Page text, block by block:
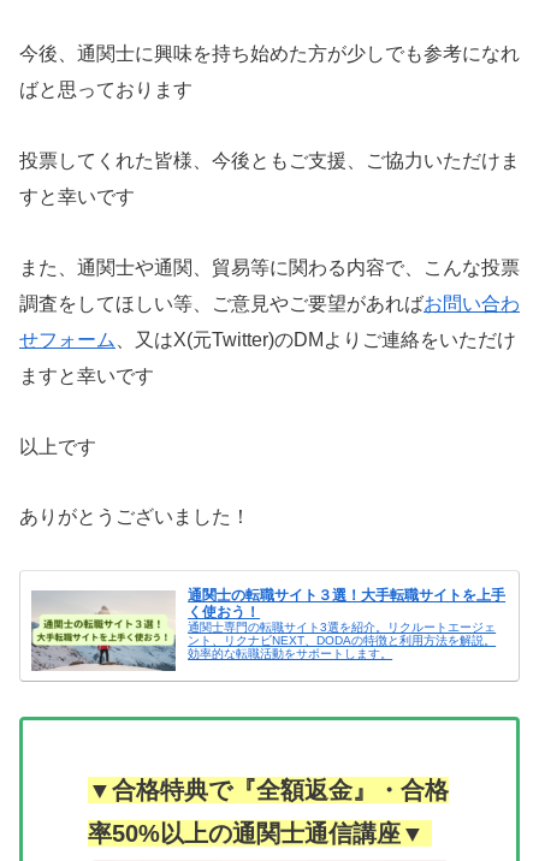
今後、通関士に興味を持ち始めた方が少しでも参考になれ
ばと思っております
投票してくれた皆様、今後ともご支援、ご協力いただけま
すと幸いです
また、通関士や通関、貿易等に関わる内容で、こんな投票
調査をしてほしい等、ご意見やご要望があればお問い合わ
せフォーム
、又はX(元Twitter)のDMよりご連絡をいただけ
ますと幸いです
以上です
ありがとうございました！
通関士の転職サイト３選！大手転職サイトを上手
く使おう！
通関士専門の転職サイト3選を紹介。リクルートエージェ
ント、リクナビNEXT、DODAの特徴と利用方法を解説。
効率的な転職活動をサポートします。
▼合格特典で『全額返金』・合格
率50%以上の通関士通信講座▼